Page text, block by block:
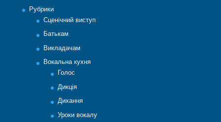
Рубрики
Cценічний виступ
Батькам
Викладачам
Вокальна кухня
Голос
Дикція
Дихання
Уроки вокалу